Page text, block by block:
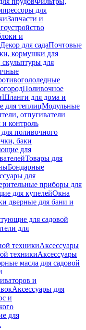
для
Запчасти и
и
Декор для садаПочтовые
кормушки для
для
Поливочное
Шланги для дома и
для теплицМодульные
отпугиватели
контроль
поливочного
баки
для
Товары для
Бондарные
для
приборы для
для купелейОкна
дверные для бани и
для садовой
для
техникиАксессуары
техникиАксессуары
масла для садовой
и
Аксессуары для
и
для